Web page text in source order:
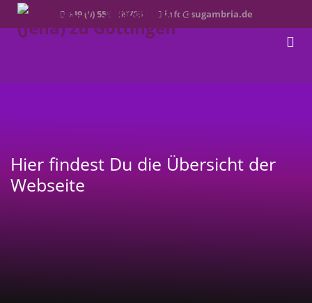
+49 (0) 551 - 59785 info@sugambria.de
Hier findest Du die Übersicht der
Webseite